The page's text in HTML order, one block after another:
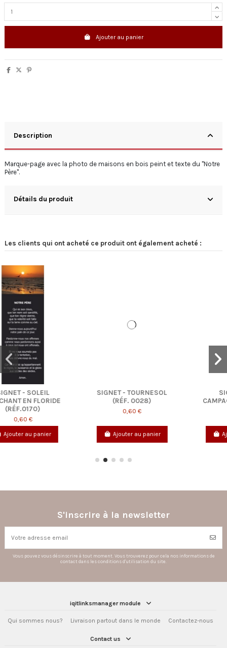
Ajouter au panier
Description
Marque-page avec la photo de maisons en bois peint et texte du "Notre
Père".
Détails du produit
Les clients qui ont acheté ce produit ont également acheté :
SIGNET - TOURNESOL
(RÉF. 0028)
SIGNET - À LA
CAMPAGNE (RÉF. 0044)
S'inscrire à la newsletter
Vous pouvez vous désinscrire à tout moment. Vous trouverez pour cela nos informations de
contact dans les conditions d'utilisation du site.
iqitlinksmanager module
Qui sommes nous? Livraison partout dans le monde Contactez-nous
Contact us